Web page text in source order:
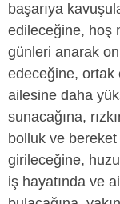
başarıya
edileceğine, hoş
günleri anarak
edeceğine, ortak
ailesine daha
sunacağına,
bolluk ve
girileceğine,
iş hayatında ve